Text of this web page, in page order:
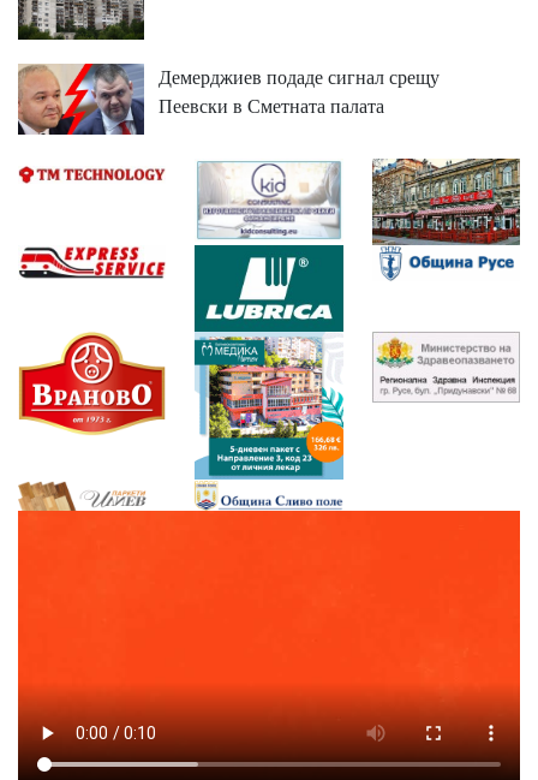
Демерджиев подаде сигнал срещу
Пеевски в Сметната палата